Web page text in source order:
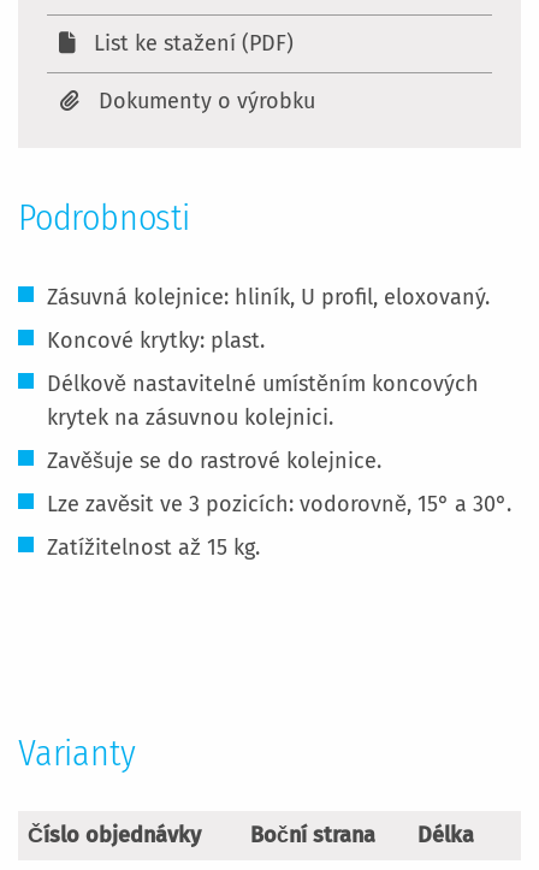
List ke stažení (PDF)
Dokumenty o výrobku
Podrobnosti
Zásuvná kolejnice: hliník, U profil, eloxovaný.
Koncové krytky: plast.
Délkově nastavitelné umístěním koncových
krytek na zásuvnou kolejnici.
Zavěšuje se do rastrové kolejnice.
Lze zavěsit ve 3 pozicích: vodorovně, 15° a 30°.
Zatížitelnost až 15 kg.
Varianty
Číslo objednávky Boční strana
Délka